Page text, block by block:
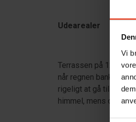
Vi
Udearealer
Terrassen på 120
når regnen banker
rigeligt at gå til for
himmel, mens duften